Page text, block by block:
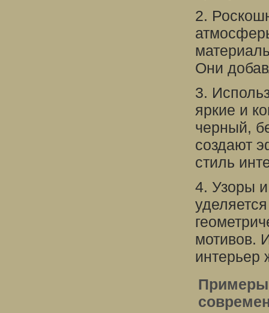
2.
Они
3.
яркие и
черный,
создают
стиль
4. Узоры
мотивов.
Примеры